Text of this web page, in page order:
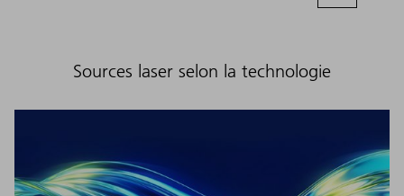
Sources laser selon la technologie